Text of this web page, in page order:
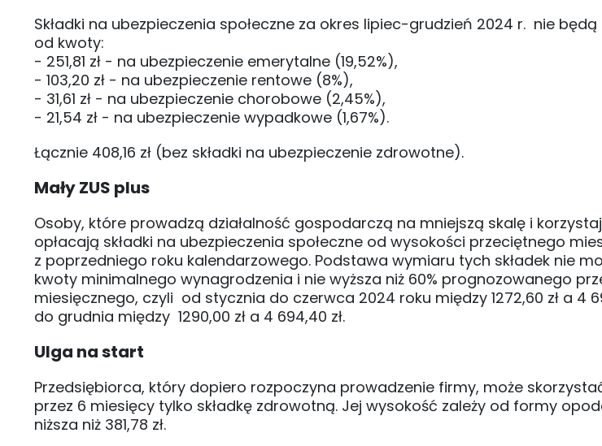
Składki na ubezpieczenia społeczne za okres lipiec-grudzień 2024 r. nie będą
od kwoty:
- 251,81 zł - na ubezpieczenie emerytalne (19,52%),
- 103,20 zł - na ubezpieczenie rentowe (8%),
- 31,61 zł - na ubezpieczenie chorobowe (2,45%),
- 21,54 zł - na ubezpieczenie wypadkowe (1,67%).
Łącznie 408,16 zł (bez składki na ubezpieczenie zdrowotne).
Mały ZUS plus
Osoby, które prowadzą działalność gospodarczą na mniejszą skalę i
opłacają składki na ubezpieczenia społeczne od wysokości przeciętnego
z poprzedniego roku kalendarzowego. Podstawa wymiaru tych składek nie
kwoty minimalnego wynagrodzenia i nie wyższa niż 60% prognozowanego
miesięcznego, czyli od stycznia do czerwca 2024 roku między 1272,60 zł a 4
do grudnia między 1290,00 zł a 4 694,40 zł.
Ulga na start
Przedsiębiorca, który dopiero rozpoczyna prowadzenie firmy, może
przez 6 miesięcy tylko składkę zdrowotną. Jej wysokość zależy od formy
niższa niż 381,78 zł.